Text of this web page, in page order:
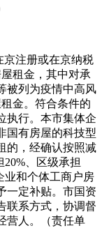
京注册或在京纳税
租金，其中对承
被列为疫情中高风
金。符合条件的
执行。本市集体企
国有房屋的科技型
的，经确认按照减
、区级承担
业和个体工商户房
一定补贴。市国资
联系方式，协调督
营人。（责任单